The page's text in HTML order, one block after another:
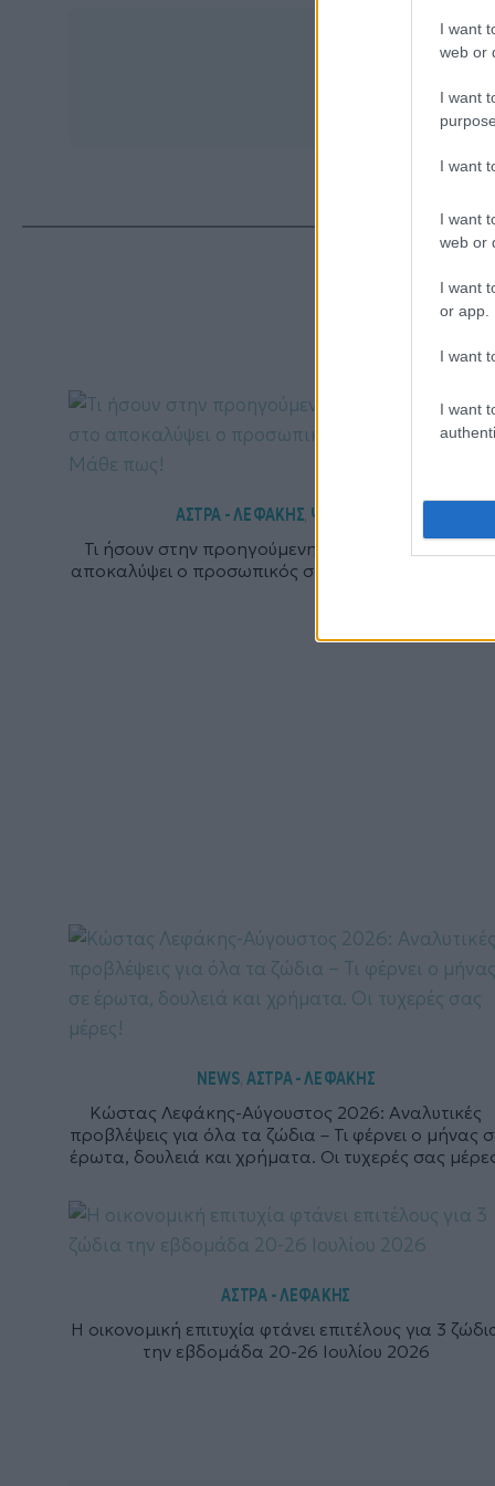
I want
web or
I want
I want
I want
web or
I want
or app.
I want
I want
ΑΣΤΡΑ - ΛΕΦΑΚΗΣ, ΨΥΧΟΛΟΓΙΑ
Τι ήσουν στην προηγούμενη ζωή; Μπορεί να στο
αποκαλύψει ο προσωπικός σου χάρτης! Μάθε πως!
NEWS,ΑΣΤΡΑ - ΛΕΦΑΚΗΣ
Κώστας Λεφάκης-Αύγουστος 2026: Αναλυτικές
προβλέψεις για όλα τα ζώδια – Τι φέρνει ο μήνας
έρωτα, δουλειά και χρήματα. Οι τυχερές σας
ΑΣΤΡΑ - ΛΕΦΑΚΗΣ
Η οικονομική επιτυχία φτάνει επιτέλους για 3
την εβδομάδα 20-26 Ιουλίου 2026